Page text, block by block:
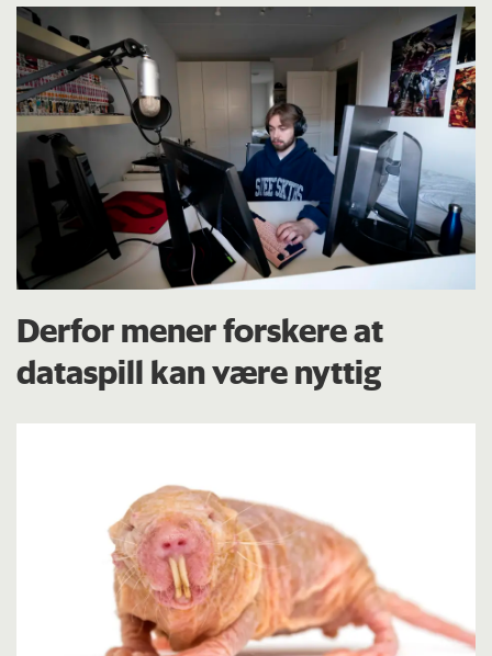
Derfor mener forskere at
dataspill kan være nyttig